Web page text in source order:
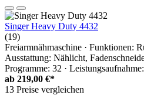
Singer Heavy Duty 4432
(19)
Freiarmnähmaschine · Funktionen:
Ausstattung: Nählicht,
Programme: 32 ·
ab 219,00 €*
13 Preise vergleichen